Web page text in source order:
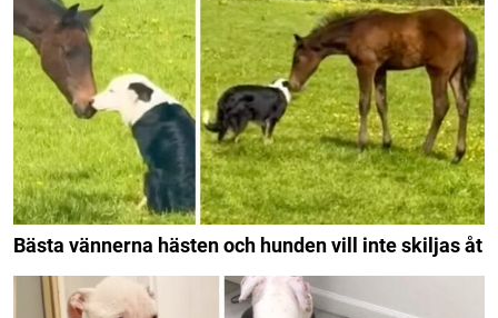
Bästa vännerna hästen och hunden vill inte skiljas åt